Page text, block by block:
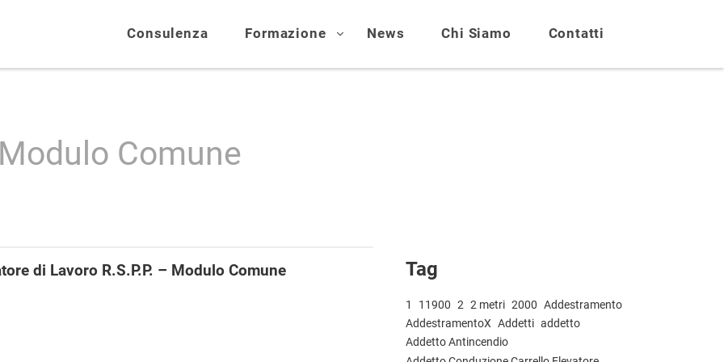
Consulenza Formazione News Chi Siamo Contatti
Comune
di Lavoro R.S.P.P. – Modulo Comune Tag
1 11900 2 2 metri 2000 Addestramento
AddestramentoX Addetti addetto
Addetto Antincendio